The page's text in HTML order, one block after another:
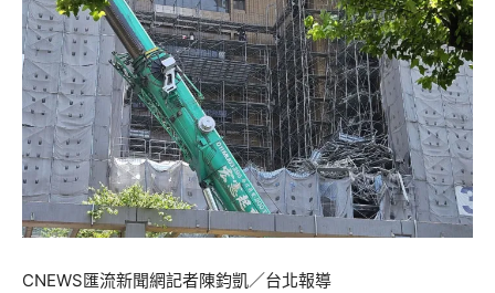
CNEWS匯流新聞網記者陳鈞凱／台北報導